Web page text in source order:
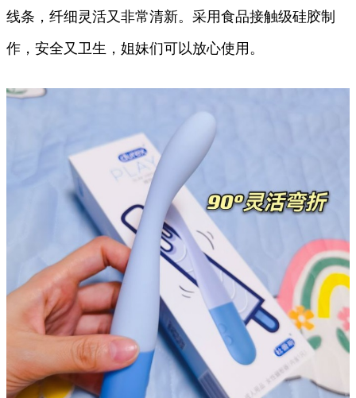
线条，纤细灵活又非常清新。采用食品接触级硅胶制
作，安全又卫生，姐妹们可以放心使用。